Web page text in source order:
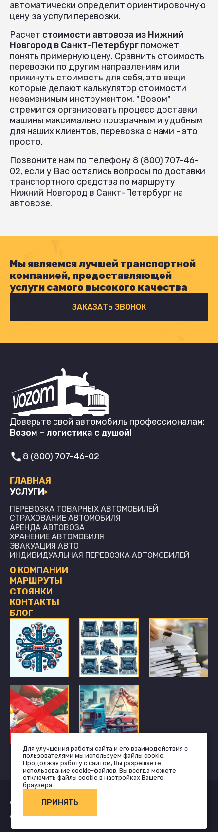
Для улучшения работы сайта и его взаимодействия с
пользователями мы используем файлы cookie.
Продолжая работу с сайтом, Вы разрешаете
использование cookie-файлов. Вы всегда можете
отключить файлы cookie в настройках Вашего
браузера.
ПРИНЯТЬ
автоматически определит ориентировочную
цену за услуги перевозки.
Расчет стоимости автовоза из Нижний
Новгород в Санкт-Петербург поможет
понять примерную цену. Сравнить стоимость
перевозки по другим направлениям или
прикинуть стоимость для себя, это вещи
которые делают калькулятор стоимости
незаменимым инструментом. "Возом"
стремится организовать процесс доставки
машины максимально прозрачным и удобным
для наших клиентов, перевозка с нами - это
просто.
Позвоните нам по телефону 8 (800) 707-46-
02, если у Вас остались вопросы по доставки
транспортного средства по маршруту
Нижний Новгород в Санкт-Петербург на
автовозе.
Мы являемся лучшей транспортной
компанией, предоставляющей
услуги самого высокого качества
ЗАКАЗАТЬ ЗВОНОК
Доверьте свой автомобиль профессионалам:
Возом – логистика с душой!
ГЛАВНАЯ
УСЛУГИ
ПЕРЕВОЗКА ТОВАРНЫХ АВТОМОБИЛЕЙ
СТРАХОВАНИЕ АВТОМОБИЛЯ
АРЕНДА АВТОВОЗА
ХРАНЕНИЕ АВТОМОБИЛЯ
ЭВАКУАЦИЯ АВТО
ИНДИВИДУАЛЬНАЯ ПЕРЕВОЗКА АВТОМОБИЛЕЙ
О КОМПАНИИ
МАРШРУТЫ
СТОЯНКИ
КОНТАКТЫ
БЛОГ
8 (800) 707-46-02
© 2026 vozom.ru, Все права защищены.
Дизайн от